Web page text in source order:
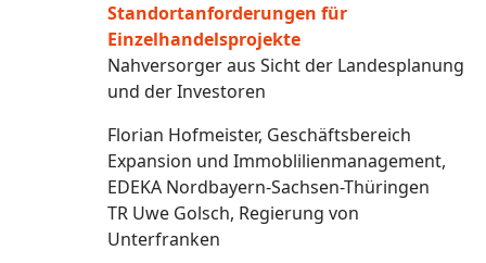
Standortanforderungen für
Einzelhandelsprojekte
Nahversorger aus Sicht der Landesplanung
und der Investoren
Florian Hofmeister, Geschäftsbereich
Expansion und Immoblilienmanagement,
EDEKA Nordbayern-Sachsen-Thüringen
TR Uwe Golsch, Regierung von
Unterfranken